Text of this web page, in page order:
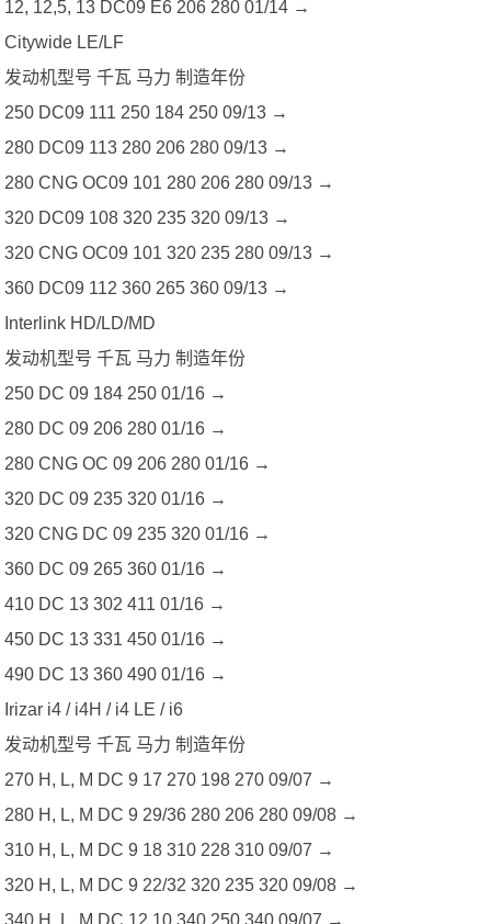
12, 12,5, 13 DC09 E6 206 280 01/14 →
Citywide LE/LF
发动机型号 千瓦 马力 制造年份
250 DC09 111 250 184 250 09/13 →
280 DC09 113 280 206 280 09/13 →
280 CNG OC09 101 280 206 280 09/13 →
320 DC09 108 320 235 320 09/13 →
320 CNG OC09 101 320 235 280 09/13 →
360 DC09 112 360 265 360 09/13 →
Interlink HD/LD/MD
发动机型号 千瓦 马力 制造年份
250 DC 09 184 250 01/16 →
280 DC 09 206 280 01/16 →
280 CNG OC 09 206 280 01/16 →
320 DC 09 235 320 01/16 →
320 CNG DC 09 235 320 01/16 →
360 DC 09 265 360 01/16 →
410 DC 13 302 411 01/16 →
450 DC 13 331 450 01/16 →
490 DC 13 360 490 01/16 →
Irizar i4 / i4H / i4 LE / i6
发动机型号 千瓦 马力 制造年份
270 H, L, M DC 9 17 270 198 270 09/07 →
280 H, L, M DC 9 29/36 280 206 280 09/08 →
310 H, L, M DC 9 18 310 228 310 09/07 →
320 H, L, M DC 9 22/32 320 235 320 09/08 →
340 H, L, M DC 12 10 340 250 340 09/07 →